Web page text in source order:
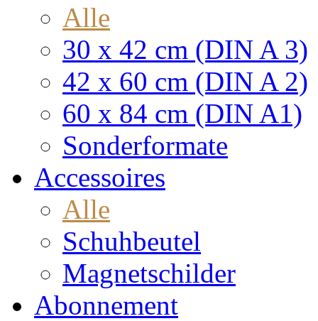
Alle
30 x 42 cm (DIN A 3)
42 x 60 cm (DIN A 2)
60 x 84 cm (DIN A1)
Sonderformate
Accessoires
Alle
Schuhbeutel
Magnetschilder
Abonnement